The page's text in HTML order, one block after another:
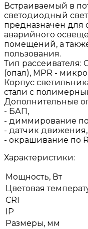
Встраиваемый в
светодиодный
предназначен для
аварийного
помещений, а
пользования.
Тип рассеивателя:
(опал), MPR -
Корпус
стали с
Дополнительные
- БАП,
- диммирование по
- датчик движения,
- окрашивание по
Характеристики:
Мощность, Вт
Цветовая
CRI
IP
Размеры, мм